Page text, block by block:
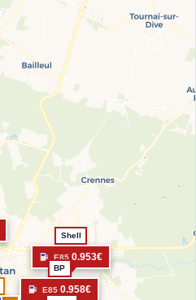
Shell
E85 0.953€
BP
E85 0.958€